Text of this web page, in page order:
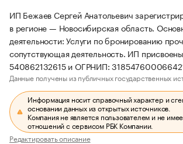
ИП Бежаев Сергей Анатольевич
в регионе — Новосибирская область.
деятельности: Услуги по бронированию
сопутствующая деятельность. ИП
540862132615 и ОГРНИП:
Данные получены из публичных государственных
Информация носит справочный характер и
основании данных из открытых источников.
Компания не является пользователем и не
отношений с сервисом РБК Компании.
Редактировать описание